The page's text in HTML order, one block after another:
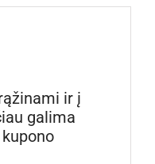
ir į
galima